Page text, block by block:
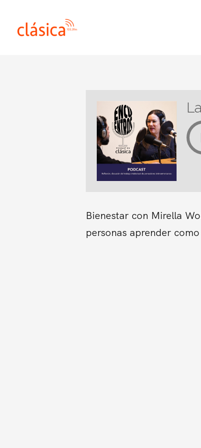
contenido
Bienestar con Mirella
personas aprender